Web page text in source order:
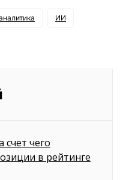
ИИ
счет чего
в рейтинге